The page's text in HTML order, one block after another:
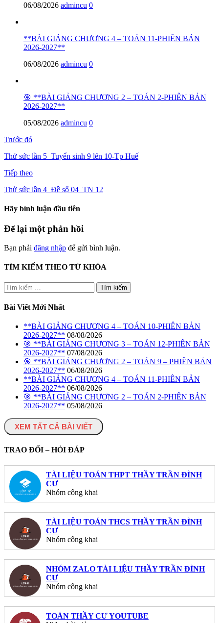
06/08/2026 admincu 0
**BÀI GIẢNG CHƯƠNG 4 – TOÁN 11-PHIÊN BẢN
2026-2027**
06/08/2026 admincu 0
🎯 **BÀI GIẢNG CHƯƠNG 2 – TOÁN 2-PHIÊN BẢN
2026-2027**
05/08/2026 admincu 0
Trước đó
Thử sức lần 5_Tuyển sinh 9 lên 10-Tp Huế
Tiếp theo
Thử sức lần 4_Đề số 04_TN 12
Hãy bình luận đầu tiên
Để lại một phản hồi
Bạn phải đăng nhập để gửi bình luận.
TÌM KIẾM THEO TỪ KHÓA
Tìm
kiếm
cho:
Bài Viết Mới Nhất
**BÀI GIẢNG CHƯƠNG 4 – TOÁN 10-PHIÊN BẢN
2026-2027** 08/08/2026
🎯 **BÀI GIẢNG CHƯƠNG 3 – TOÁN 12-PHIÊN BẢN
2026-2027** 07/08/2026
🎯 **BÀI GIẢNG CHƯƠNG 2 – TOÁN 9 – PHIÊN BẢN
2026-2027** 06/08/2026
**BÀI GIẢNG CHƯƠNG 4 – TOÁN 11-PHIÊN BẢN
2026-2027** 06/08/2026
🎯 **BÀI GIẢNG CHƯƠNG 2 – TOÁN 2-PHIÊN BẢN
2026-2027** 05/08/2026
XEM TẤT CẢ BÀI VIẾT
TRAO ĐỔI – HỎI ĐÁP
TÀI LIỆU TOÁN THPT THẦY TRẦN ĐÌNH
CƯ
Nhóm công khai
TÀI LIỆU TOÁN THCS THẦY TRẦN ĐÌNH
CƯ
Nhóm công khai
NHÓM ZALO TÀI LIỆU THẦY TRẦN ĐÌNH
CƯ
Nhóm công khai
TOÁN THẦY CƯ YOUTUBE